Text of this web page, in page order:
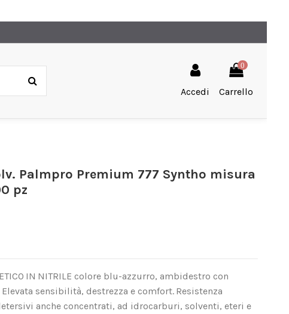
Accedi
0
Carrello
Palmpro Premium 777 Syntho misura
pz
IN NITRILE colore blu-azzurro, ambidestro con
sensibilità, destrezza e comfort. Resistenza
anche concentrati, ad idrocarburi, solventi, eteri e